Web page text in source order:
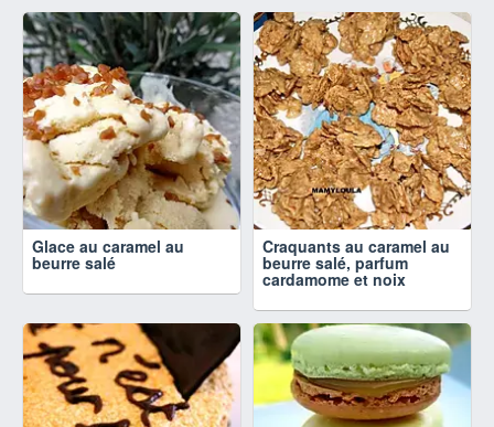
Glace au caramel au
beurre salé
Craquants au caramel au
beurre salé, parfum
cardamome et noix